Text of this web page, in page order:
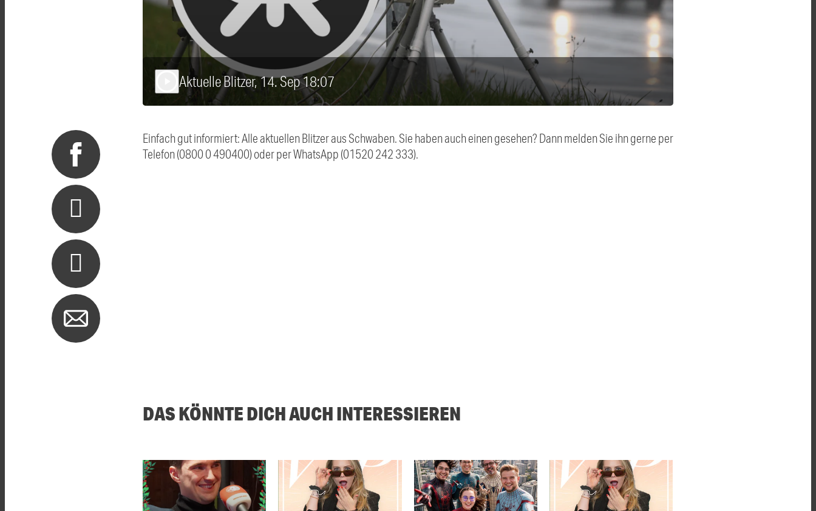
Aktuelle Blitzer, 14. Sep 18:07
Einfach gut informiert: Alle aktuellen Blitzer aus Schwaben. Sie haben auch einen gesehen? Dann melden Sie ihn gerne per
Telefon (0800 0 490400) oder per WhatsApp (01520 242 333).
DAS KÖNNTE DICH AUCH INTERESSIEREN